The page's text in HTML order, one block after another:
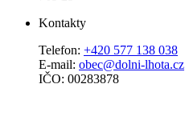
Kontakty
Telefon: +420 577 138 038
E-mail: obec@dolni-lhota.cz
IČO: 00283878